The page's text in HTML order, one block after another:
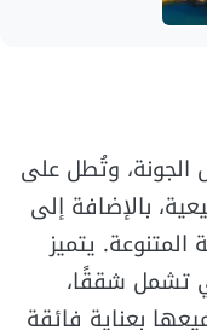
الجونة، وتُطل على
بالإضافة إلى
المتنوعة. يتميز
تشمل شققًا،
بعناية فائقة